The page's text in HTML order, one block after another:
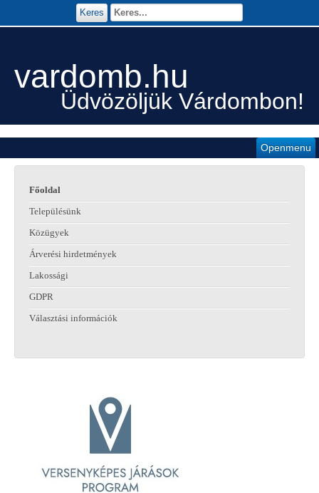
vardomb.hu
Üdvözöljük Várdombon!
Openmenu
Keres
Főoldal
Településünk
Közügyek
Árverési hirdetmények
Lakossági
GDPR
Választási információk